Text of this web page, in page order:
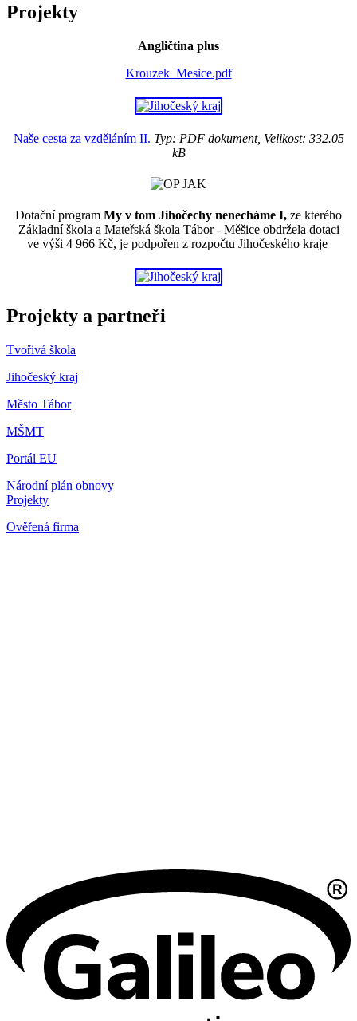
Projekty
Angličtina plus
Krouzek_Mesice.pdf
Naše cesta za vzděláním II. Typ: PDF dokument, Velikost: 332.05
kB
Dotační program My v tom Jihočechy nenecháme I, ze kterého
Základní škola a Mateřská škola Tábor - Měšice obdržela dotaci
ve výši 4 966 Kč, je podpořen z rozpočtu Jihočeského kraje
Projekty a partneři
Tvořivá škola
Jihočeský kraj
Město Tábor
MŠMT
Portál EU
Národní plán obnovy
Projekty
Ověřená firma